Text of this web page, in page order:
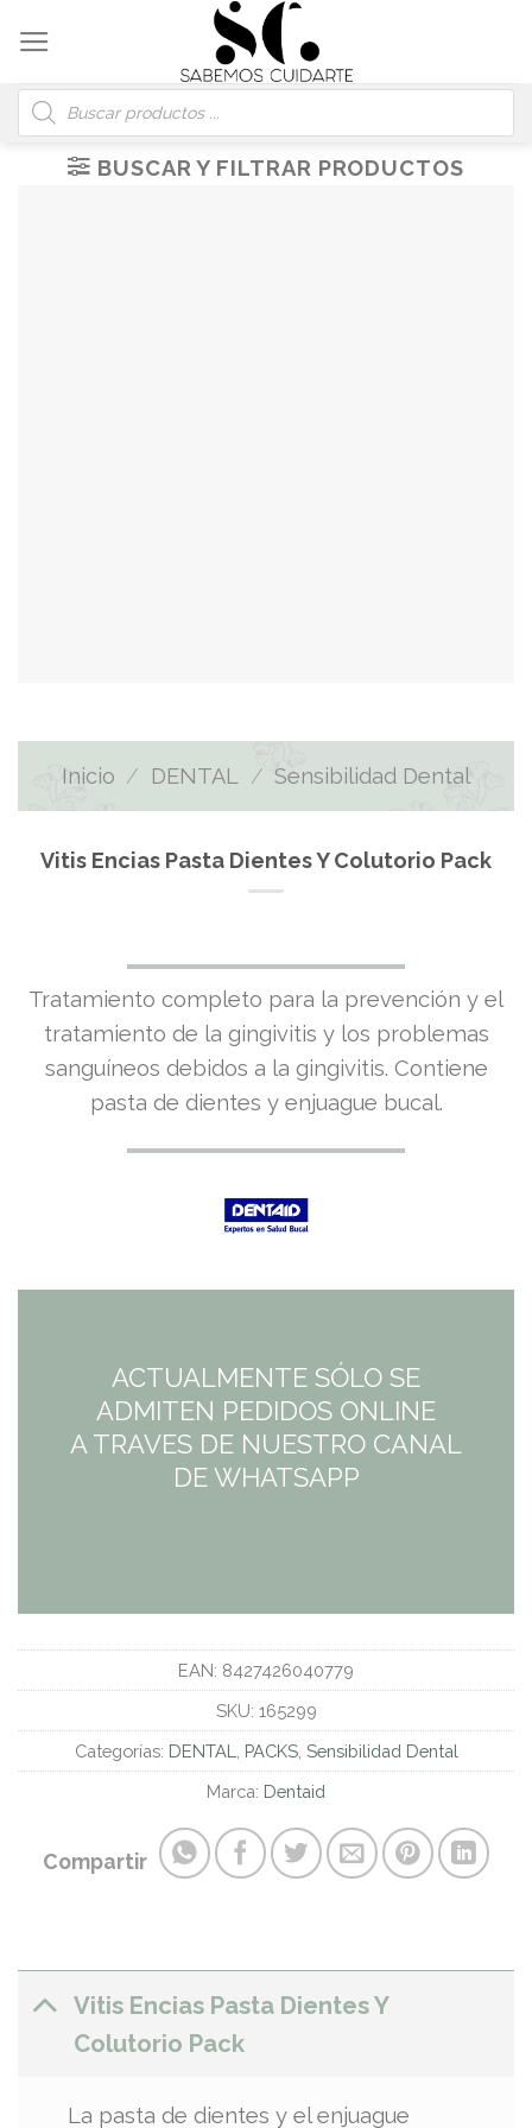
content
Búsqueda
de
productos
BUSCAR Y FILTRAR PRODUCTOS
Inicio / DENTAL / Sensibilidad Dental
Vitis Encias Pasta Dientes Y Colutorio Pack
El
precio
original
era:
16,50€.
El
precio
actual
es:
12,40€.
Tratamiento completo para la prevención y el
tratamiento de la gingivitis y los problemas
sanguíneos debidos a la gingivitis. Contiene
pasta de dientes y enjuague bucal.
ACTUALMENTE SÓLO SE
ADMITEN PEDIDOS ONLINE
A TRAVES DE NUESTRO CANAL
DE WHATSAPP
EAN: 8427426040779
SKU: 165299
Categorías: DENTAL PACKS, Sensibilidad Dental
Marca: Dentaid
Compartir
Vitis Encias Pasta Dientes Y
Colutorio Pack
La pasta de dientes y el enjuague